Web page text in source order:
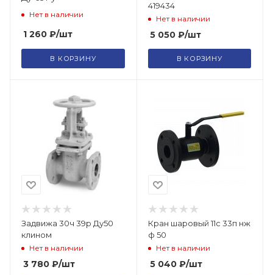
Нет в наличии
1 260 ₽/шт
В КОРЗИНУ
419434
Нет в наличии
5 050₽/шт
В КОРЗИНУ
Задвижа 30ч 39р Ду50
клином
Нет в наличии
3 780 ₽/шт
Кран шаровый 11с 33п нж
ф 50
Нет в наличии
5 040₽/шт